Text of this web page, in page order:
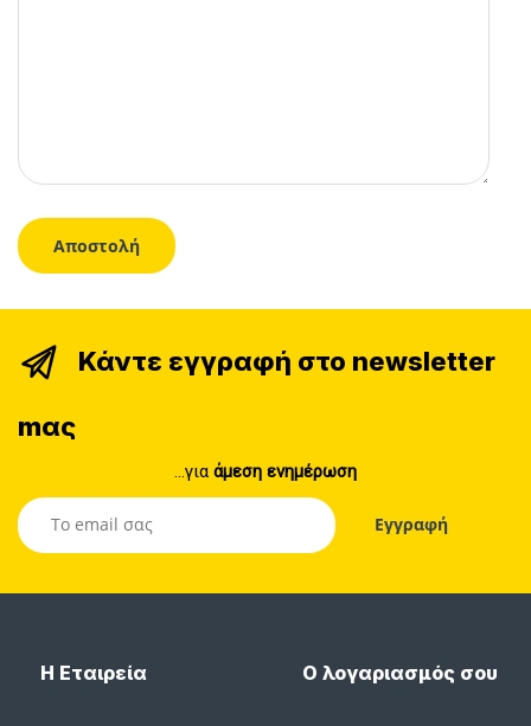
Κάντε εγγραφή στο newsletter
mας
...για άμεση ενημέρωση
Η Εταιρεία Ο λογαριασμός σου